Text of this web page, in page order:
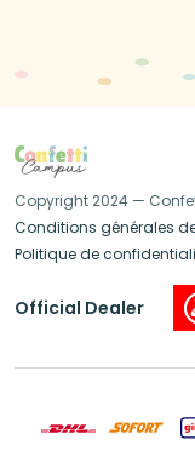
Copyright 2024 —
Conditions générales
Politique de
Official Dealer